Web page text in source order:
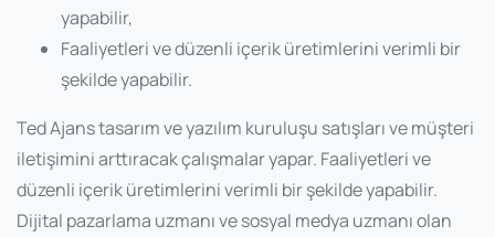
yapabilir,
Faaliyetleri ve düzenli içerik üretimlerini verimli bir
şekilde yapabilir.
Ted Ajans tasarım ve yazılım kuruluşu satışları ve müşteri
iletişimini arttıracak çalışmalar yapar. Faaliyetleri ve
düzenli içerik üretimlerini verimli bir şekilde yapabilir.
Dijital pazarlama uzmanı ve sosyal medya uzmanı olan